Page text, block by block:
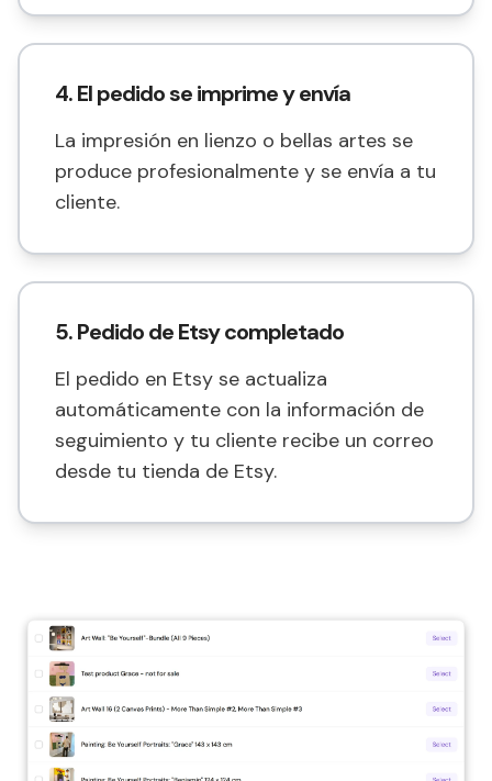
4. El pedido se imprime y envía
La impresión en lienzo o bellas artes se
produce profesionalmente y se envía a tu
cliente.
5. Pedido de Etsy completado
El pedido en Etsy se actualiza
automáticamente con la información de
seguimiento y tu cliente recibe un correo
desde tu tienda de Etsy.